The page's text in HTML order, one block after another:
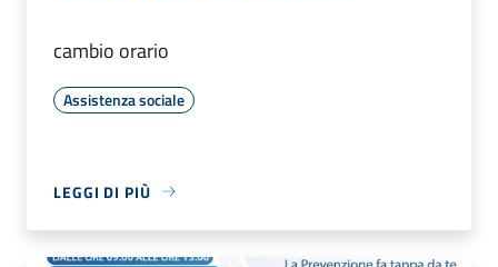
cambio orario
Assistenza sociale
LEGGI DI PIÙ